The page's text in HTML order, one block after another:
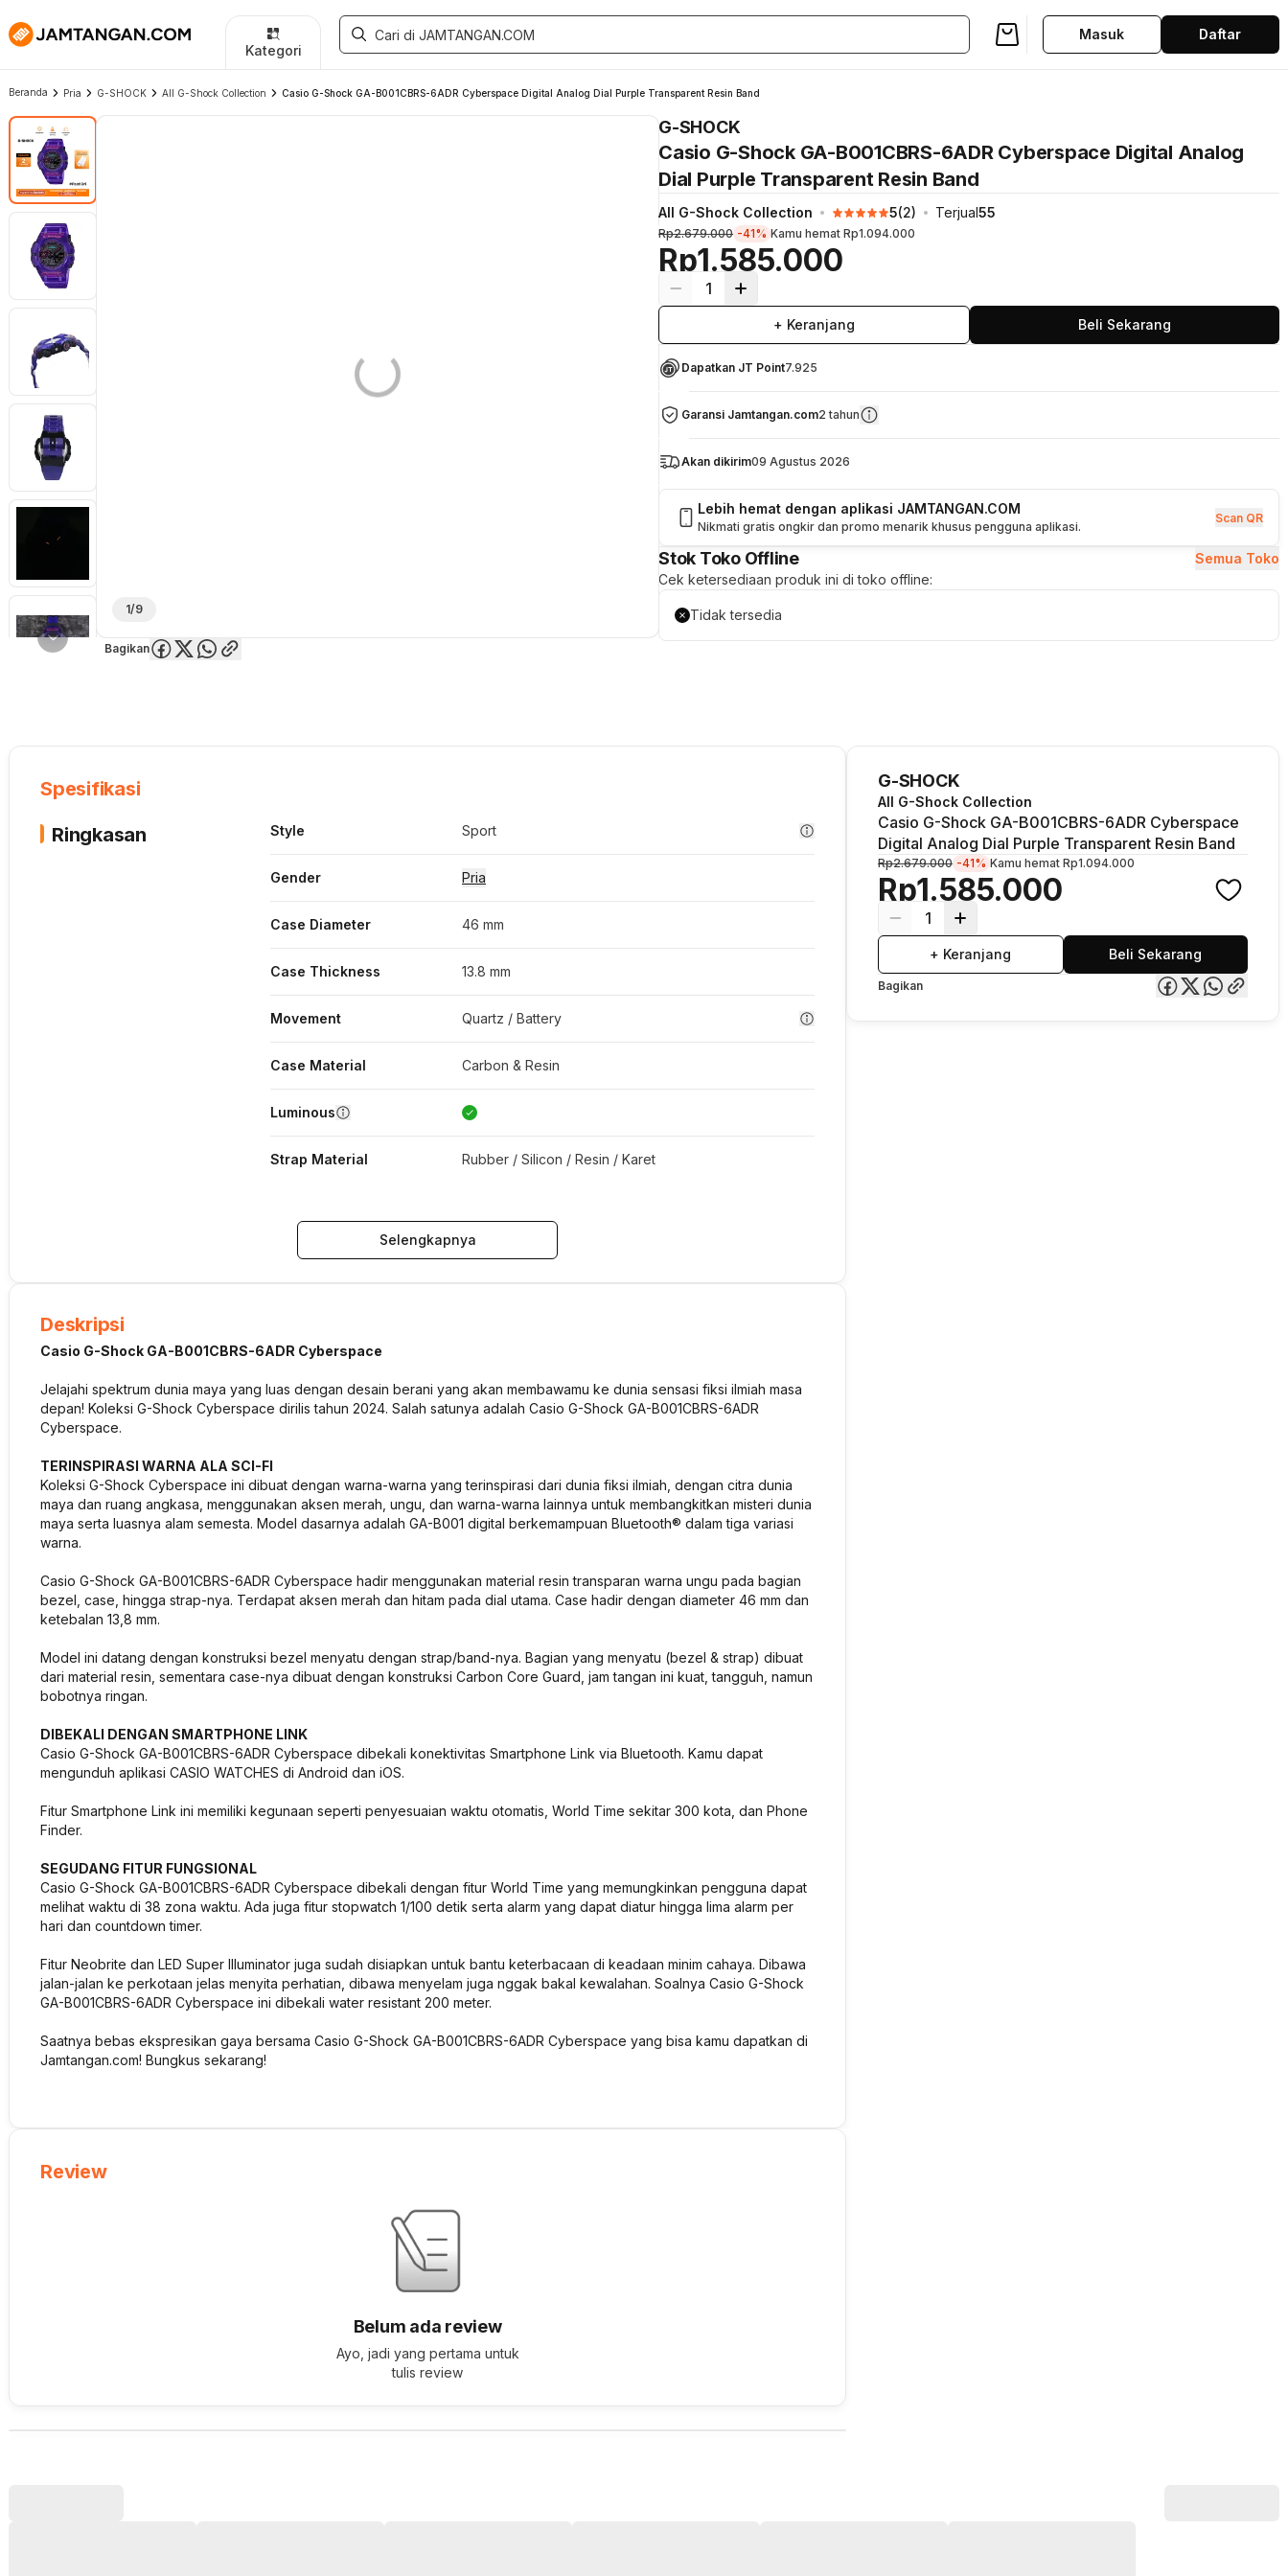
Kategori
Masuk Daftar
Beranda Pria G-SHOCK All G-Shock Collection Casio G-Shock GA-B001CBRS-6ADR Cyberspace Digital Analog Dial Purple Transparent Resin Band
1/9
Bagikan
G-SHOCK
Casio G-Shock GA-B001CBRS-6ADR Cyberspace Digital Analog
Dial Purple Transparent Resin Band
All G-Shock Collection 5(2) Terjual55
Rp1.585.000
Rp2.679.000 -41% Kamu hemat Rp1.094.000
1
+ Keranjang Beli Sekarang
Dapatkan JT Point7.925
Garansi Jamtangan.com2 tahun
Akan dikirim09 Agustus 2026
Lebih hemat dengan aplikasi JAMTANGAN.COM
Nikmati gratis ongkir dan promo menarik khusus pengguna aplikasi.
Scan QR
Stok Toko Offline
Semua Toko
Cek ketersediaan produk ini di toko offline:
Tidak tersedia
Spesifikasi
Ringkasan
Style Sport
Gender Pria
Case Diameter 46 mm
Case Thickness 13.8 mm
Movement Quartz / Battery
Case Material Carbon & Resin
Luminous
Strap Material Rubber / Silicon / Resin / Karet
Selengkapnya
Deskripsi
Casio G-Shock GA-B001CBRS-6ADR Cyberspace
Jelajahi spektrum dunia maya yang luas dengan desain berani yang akan membawamu ke dunia sensasi fiksi ilmiah masa
depan! Koleksi G-Shock Cyberspace dirilis tahun 2024. Salah satunya adalah Casio G-Shock GA-B001CBRS-6ADR
Cyberspace.
TERINSPIRASI WARNA ALA SCI-FI
Koleksi G-Shock Cyberspace ini dibuat dengan warna-warna yang terinspirasi dari dunia fiksi ilmiah, dengan citra dunia
maya dan ruang angkasa, menggunakan aksen merah, ungu, dan warna-warna lainnya untuk membangkitkan misteri dunia
maya serta luasnya alam semesta. Model dasarnya adalah GA-B001 digital berkemampuan Bluetooth® dalam tiga variasi
warna.
Casio G-Shock GA-B001CBRS-6ADR Cyberspace hadir menggunakan material resin transparan warna ungu pada bagian
bezel, case, hingga strap-nya. Terdapat aksen merah dan hitam pada dial utama. Case hadir dengan diameter 46 mm dan
ketebalan 13,8 mm.
Model ini datang dengan konstruksi bezel menyatu dengan strap/band-nya. Bagian yang menyatu (bezel & strap) dibuat
dari material resin, sementara case-nya dibuat dengan konstruksi Carbon Core Guard, jam tangan ini kuat, tangguh, namun
bobotnya ringan.
DIBEKALI DENGAN SMARTPHONE LINK
Casio G-Shock GA-B001CBRS-6ADR Cyberspace dibekali konektivitas Smartphone Link via Bluetooth. Kamu dapat
mengunduh aplikasi CASIO WATCHES di Android dan iOS.
Fitur Smartphone Link ini memiliki kegunaan seperti penyesuaian waktu otomatis, World Time sekitar 300 kota, dan Phone
Finder.
SEGUDANG FITUR FUNGSIONAL
Casio G-Shock GA-B001CBRS-6ADR Cyberspace dibekali dengan fitur World Time yang memungkinkan pengguna dapat
melihat waktu di 38 zona waktu. Ada juga fitur stopwatch 1/100 detik serta alarm yang dapat diatur hingga lima alarm per
hari dan countdown timer.
Fitur Neobrite dan LED Super Illuminator juga sudah disiapkan untuk bantu keterbacaan di keadaan minim cahaya. Dibawa
jalan-jalan ke perkotaan jelas menyita perhatian, dibawa menyelam juga nggak bakal kewalahan. Soalnya Casio G-Shock
GA-B001CBRS-6ADR Cyberspace ini dibekali water resistant 200 meter.
Saatnya bebas ekspresikan gaya bersama Casio G-Shock GA-B001CBRS-6ADR Cyberspace yang bisa kamu dapatkan di
Jamtangan.com! Bungkus sekarang!
Review
Belum ada review
Ayo, jadi yang pertama untuk
tulis review
G-SHOCK
All G-Shock Collection
Casio G-Shock GA-B001CBRS-6ADR Cyberspace
Digital Analog Dial Purple Transparent Resin Band
Rp1.585.000
Rp2.679.000 -41% Kamu hemat Rp1.094.000
1
+ Keranjang Beli Sekarang
Bagikan